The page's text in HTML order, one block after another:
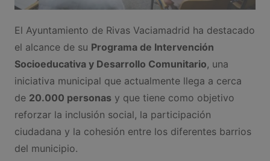
El Ayuntamiento de Rivas Vaciamadrid ha destacado
el alcance de su Programa de Intervención
Socioeducativa y Desarrollo Comunitario, una
iniciativa municipal que actualmente llega a cerca
de 20.000 personasy que tiene como objetivo
reforzar la inclusión social, la participación
ciudadana y la cohesión entre los diferentes barrios
del municipio.